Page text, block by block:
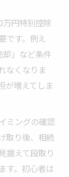
万円特別控除
です。例え
却」など条件
なくなりま
が増えてしま
ミングの確認
取り後、相続
据えて段取り
す。初心者は